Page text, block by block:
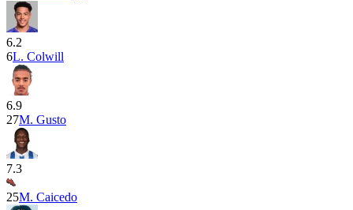
6.2
6L. Colwill
6.9
27M. Gusto
7.3
25M. Caicedo